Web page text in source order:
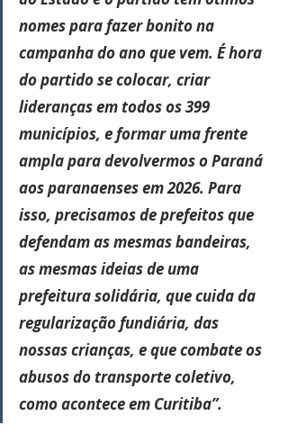
nomes para fazer bonito na
campanha do ano que vem. É hora
do partido se colocar, criar
lideranças em todos os 399
municípios, e formar uma frente
ampla para devolvermos o Paraná
aos paranaenses em 2026. Para
isso, precisamos de prefeitos que
defendam as mesmas bandeiras,
as mesmas ideias de uma
prefeitura solidária, que cuida da
regularização fundiária, das
nossas crianças, e que combate os
abusos do transporte coletivo,
como acontece em Curitiba”.